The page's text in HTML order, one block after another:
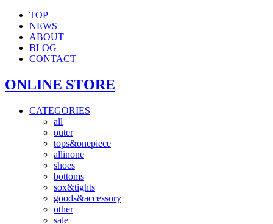
TOP
NEWS
ABOUT
BLOG
CONTACT
ONLINE STORE
CATEGORIES
all
outer
tops&onepiece
allinone
shoes
bottoms
sox&tights
goods&accessory
other
sale